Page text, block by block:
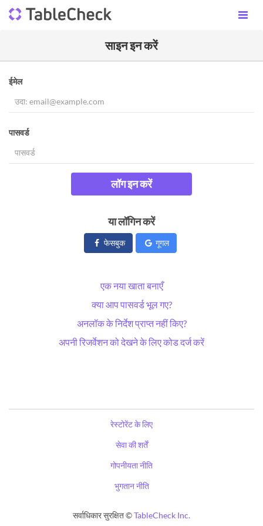
साइन इन करें
ईमेल
पासवर्ड
लॉग इन करें
या लॉगिन करें
फेसबुक गूगल
एक नया खाता बनाएँ
क्या आप पासवर्ड भूल गए?
अनलॉक के निर्देश प्राप्त नहीं किए?
अपनी रिजर्वेशन को देखने के लिए कोड दर्ज करें
रेस्टोरेंट के लिए
सेवा की शर्तें
गोपनीयता नीति
भुगतान नीति
सर्वाधिकार सुरक्षित ©TableCheck Inc.